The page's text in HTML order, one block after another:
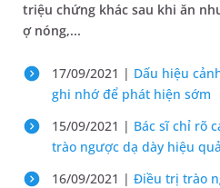
triệu chứng khác sau khi ăn
ợ nóng,...
17/09/2021 | Dấu hiệu
ghi nhớ để phát hiện sớm
15/09/2021 | Bác sĩ chỉ rõ
trào ngược dạ dày hiệu quả
16/09/2021 | Điều trị trào